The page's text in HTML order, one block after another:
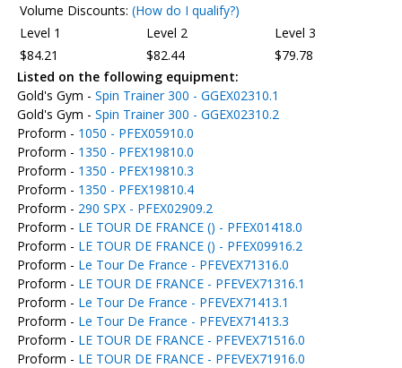
Volume Discounts: (How do I qualify?)
Level 1
Level 2
Level 3
$84.21
$82.44
$79.78
Listed on the following equipment:
Gold's Gym - Spin Trainer 300 - GGEX02310.1
Gold's Gym - Spin Trainer 300 - GGEX02310.2
Proform - 1050 - PFEX05910.0
Proform - 1350 - PFEX19810.0
Proform - 1350 - PFEX19810.3
Proform - 1350 - PFEX19810.4
Proform - 290 SPX - PFEX02909.2
Proform - LE TOUR DE FRANCE () - PFEX01418.0
Proform - LE TOUR DE FRANCE () - PFEX09916.2
Proform - Le Tour De France - PFEVEX71316.0
Proform - LE TOUR DE FRANCE - PFEVEX71316.1
Proform - Le Tour De France - PFEVEX71413.1
Proform - Le Tour De France - PFEVEX71413.3
Proform - LE TOUR DE FRANCE - PFEVEX71516.0
Proform - LE TOUR DE FRANCE - PFEVEX71916.0